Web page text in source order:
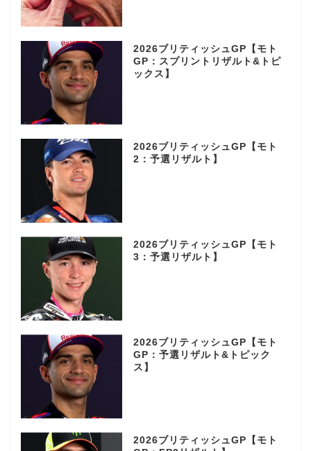
2026ブリティッシュGP【モト
GP：スプリントリザルト&トピ
ックス】
2026ブリティッシュGP【モト
2：予選リザルト】
2026ブリティッシュGP【モト
3：予選リザルト】
2026ブリティッシュGP【モト
GP：予選リザルト&トピック
ス】
2026ブリティッシュGP【モト